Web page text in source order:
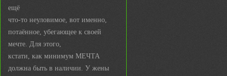
ещё
что-то неуловимое, вот именно,
потаённое, убегающее к своей
мечте. Для этого,
кстати, как минимум МЕЧТА
должна быть в наличии. У жены